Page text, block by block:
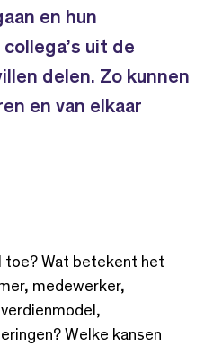
en hun
uit de
delen. Zo kunnen
en van elkaar
toe? Wat betekent het
medewerker,
Welke kansen